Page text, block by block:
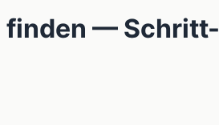
finden — Schritt-